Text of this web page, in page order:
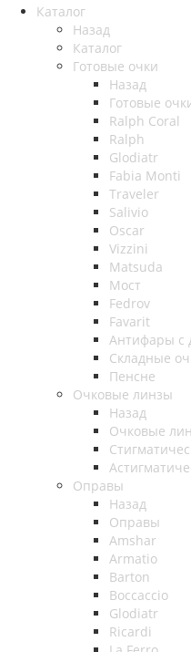
Каталог
Назад
Каталог
Готовые очки
Назад
Готовые
Ralph Coral
Ralph
Glodiatr
Fabia Monti
Traveler
Salivio
Oscar
Vizzini
Matsuda
Мост
Fedrov
Favarit
Антифары с
Складные
Пенсне
Очковые линзы
Назад
Очковые
Оправы
Назад
Оправы
Amshar
Armatio
Barton
Boccaccio
Glodiatr
Ricardi